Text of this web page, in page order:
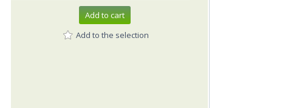
Add to cart
Add to the selection